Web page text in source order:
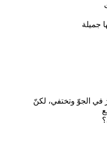
الجوّ وتختفي، لكنّ